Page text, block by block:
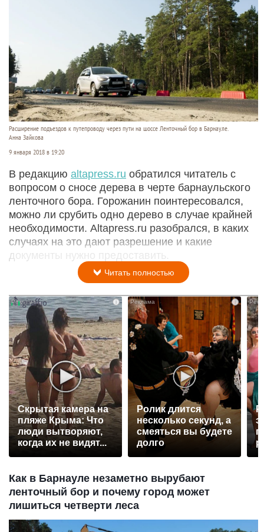
Расширение подъездов к путепроводу через пути на шоссе Ленточный бор в Барнауле.
Анна Зайкова
9 января 2018 в 19:20
В редакцию altapress.ru обратился читатель с
вопросом о сносе дерева в черте барнаульского
ленточного бора. Горожанин поинтересовался,
можно ли срубить одно дерево в случае крайней
необходимости. Altapress.ru разобрался, в каких
случаях на это дают разрешение и какие
документы нужно предоставить.
Читать полностью
i
Скрытая камера на
пляже Крыма: Что
люди вытворяют,
когда их не видят...
i
Ролик длится
несколько секунд, а
смеяться вы будете
долго
Как в Барнауле незаметно вырубают
ленточный бор и почему город может
лишиться четверти леса